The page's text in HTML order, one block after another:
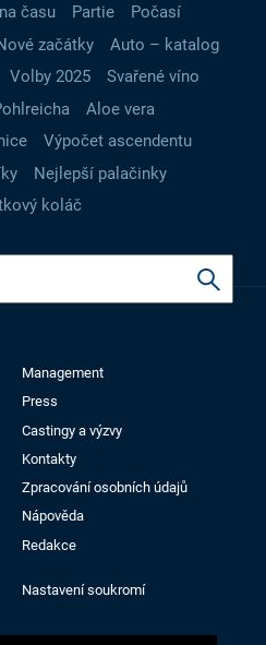
času Partie
Počasí
začátky
Auto – katalog
Volby 2025
Svařené víno
Aloe vera
Výpočet ascendentu
Nejlepší palačinky
koláč
Management
Press
Castingy a výzvy
Kontakty
Zpracování osobních údajů
Nápověda
Redakce
Nastavení soukromí